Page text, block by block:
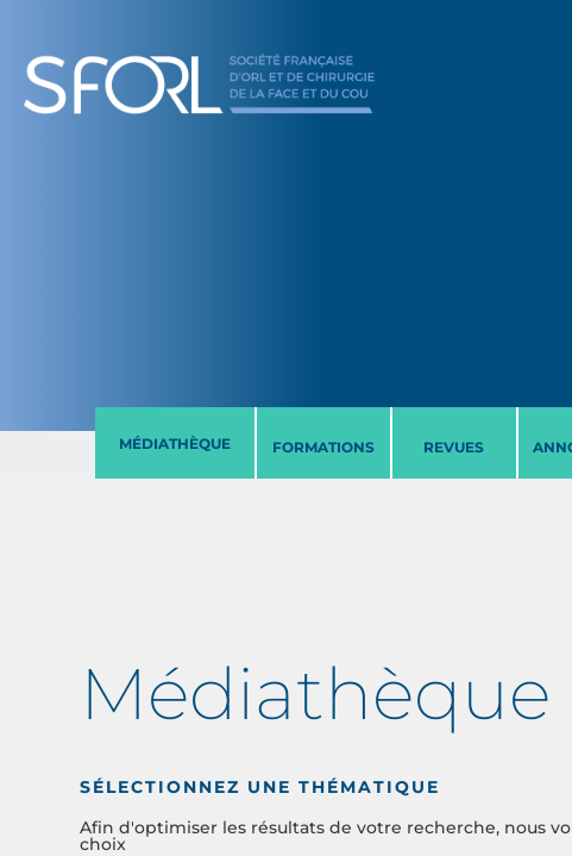
MÉDIATHÈQUE FORMATIONS REVUES
Médiathèque
SÉLECTIONNEZ UNE THÉMATIQUE
Afin d'optimiser les résultats de votre recherche, nous
choix